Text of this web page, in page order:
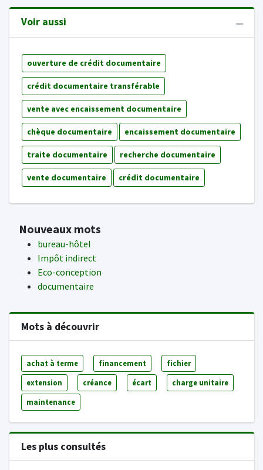
Voir aussi
ouverture de crédit documentaire
crédit documentaire transférable
vente avec encaissement documentaire
chèque documentaire encaissement documentaire
traite documentaire recherche documentaire
vente documentaire crédit documentaire
Nouveaux mots
bureau-hôtel
Impôt indirect
Eco-conception
documentaire
Mots à découvrir
achat à terme financement fichier
extension créance écart charge unitaire
maintenance
Les plus consultés